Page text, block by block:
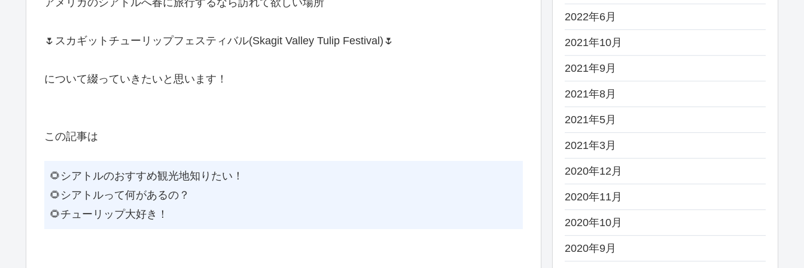
アメリカのシアトルへ春に旅行するなら訪れて欲しい場所
🌷スカギットチューリップフェスティバル(Skagit Valley Tulip Festival)🌷
について綴っていきたいと思います！
この記事は
🌻シアトルのおすすめ観光地知りたい！
🌻シアトルって何があるの？
🌻チューリップ大好き！
2022年6月
2021年10月
2021年9月
2021年8月
2021年5月
2021年3月
2020年12月
2020年11月
2020年10月
2020年9月